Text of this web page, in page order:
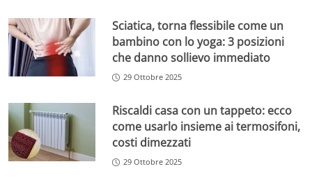
Sciatica, torna flessibile come un
bambino con lo yoga: 3 posizioni
che danno sollievo immediato
29 Ottobre 2025
Riscaldi casa con un tappeto: ecco
come usarlo insieme ai termosifoni,
costi dimezzati
29 Ottobre 2025